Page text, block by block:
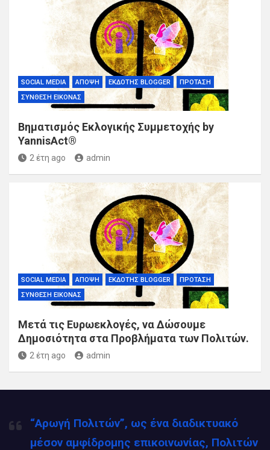
SOCIAL MEDIA ΆΠΟΨΗ ΕΚΔΌΤΗΣ BLOGGER
ΠΡΌΤΑΣΗ
ΣΎΝΘΕΣΗ ΕΙΚΌΝΑΣ
Βηματισμός Εκλογικής Συμμετοχής by
YannisAct®
2 έτη ago admin
SOCIAL MEDIA ΆΠΟΨΗ ΕΚΔΌΤΗΣ BLOGGER
ΠΡΌΤΑΣΗ
ΣΎΝΘΕΣΗ ΕΙΚΌΝΑΣ
Μετά τις Ευρωεκλογές, να Δώσουμε
Δημοσιότητα στα Προβλήματα των Πολιτών.
2 έτη ago admin
“Αρωγή Πολιτών”, ως ένα διαδικτυακό
μέσον αμφίδρομης επικοινωνίας, Πολιτών